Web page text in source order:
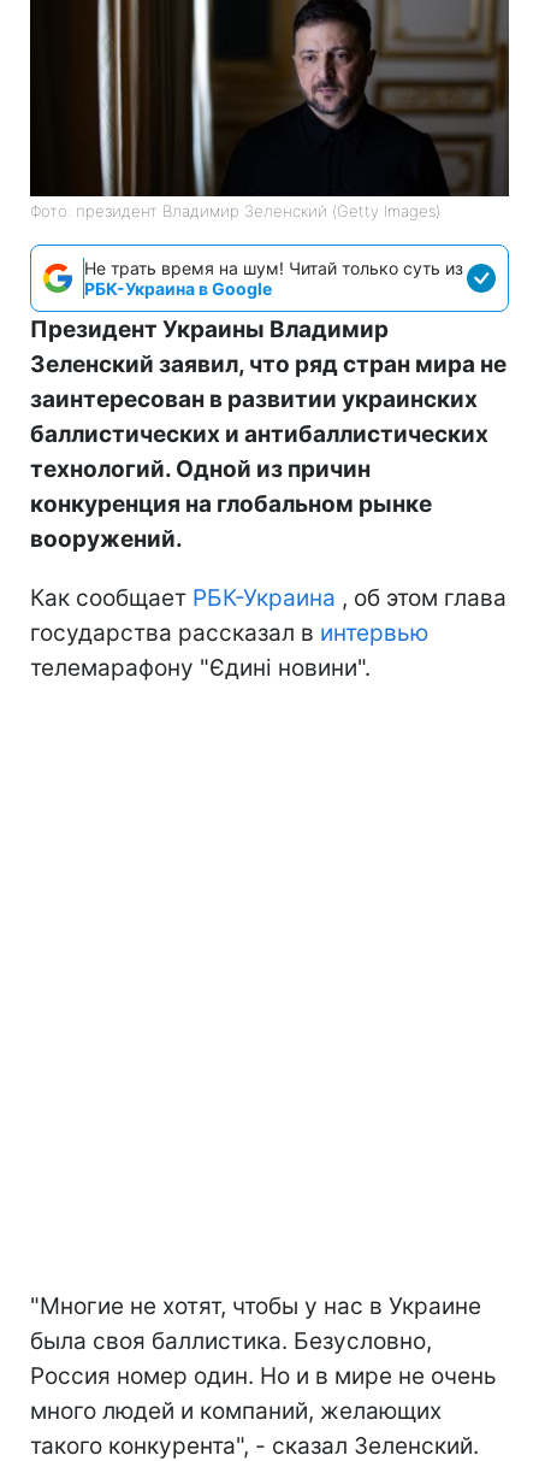
Фото: президент Владимир Зеленский (Getty Images)
Не трать время на шум! Читай только суть из
РБК-Украина в Google
Президент Украины Владимир
Зеленский заявил, что ряд стран мира не
заинтересован в развитии украинских
баллистических и антибаллистических
технологий. Одной из причин
конкуренция на глобальном рынке
вооружений.
Как сообщает РБК-Украина , об этом глава
государства рассказал в интервью
телемарафону "Єдині новини".
"Многие не хотят, чтобы у нас в Украине
была своя баллистика. Безусловно,
Россия номер один. Но и в мире не очень
много людей и компаний, желающих
такого конкурента", - сказал Зеленский.